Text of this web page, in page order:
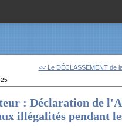
<< Le DÉCLASSEMENT de
: Déclaration de
illégalités pendant